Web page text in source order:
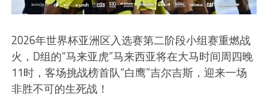
2026年世界杯亚洲区入选赛第二阶段小组赛重燃战
火，D组的“马来亚虎”马来西亚将在大马时间周四晚
11时，客场挑战榜首队“白鹰”吉尔吉斯，迎来一场
非胜不可的生死战！